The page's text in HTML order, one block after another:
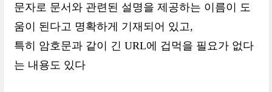
문자로 문서와 관련된 설명을 제공하는 이름이 도
움이 된다고 명확하게 기재되어 있고,
특히 암호문과 같이 긴 URL에 겁먹을 필요가 없다
는 내용도 있다